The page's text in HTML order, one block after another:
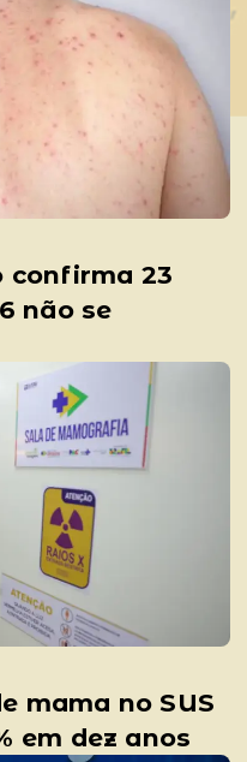
confirma 23
não se
mama no SUS
em dez anos